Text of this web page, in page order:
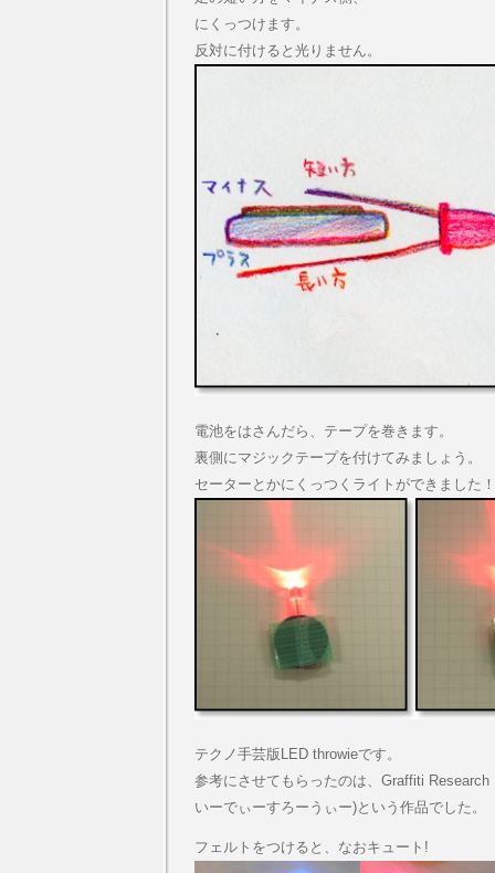
にくっつけます。
反対に付けると光りません。
電池をはさんだら、テープを巻きます。
裏側にマジックテープを付けてみましょう。
セーターとかにくっつくライトができました！
テクノ手芸版LED throwieです。
参考にさせてもらったのは、Graffiti
いーでぃーすろーうぃー)という作品でした。
フェルトをつけると、なおキュート!